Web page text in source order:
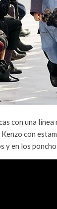
con una línea
con
y en los